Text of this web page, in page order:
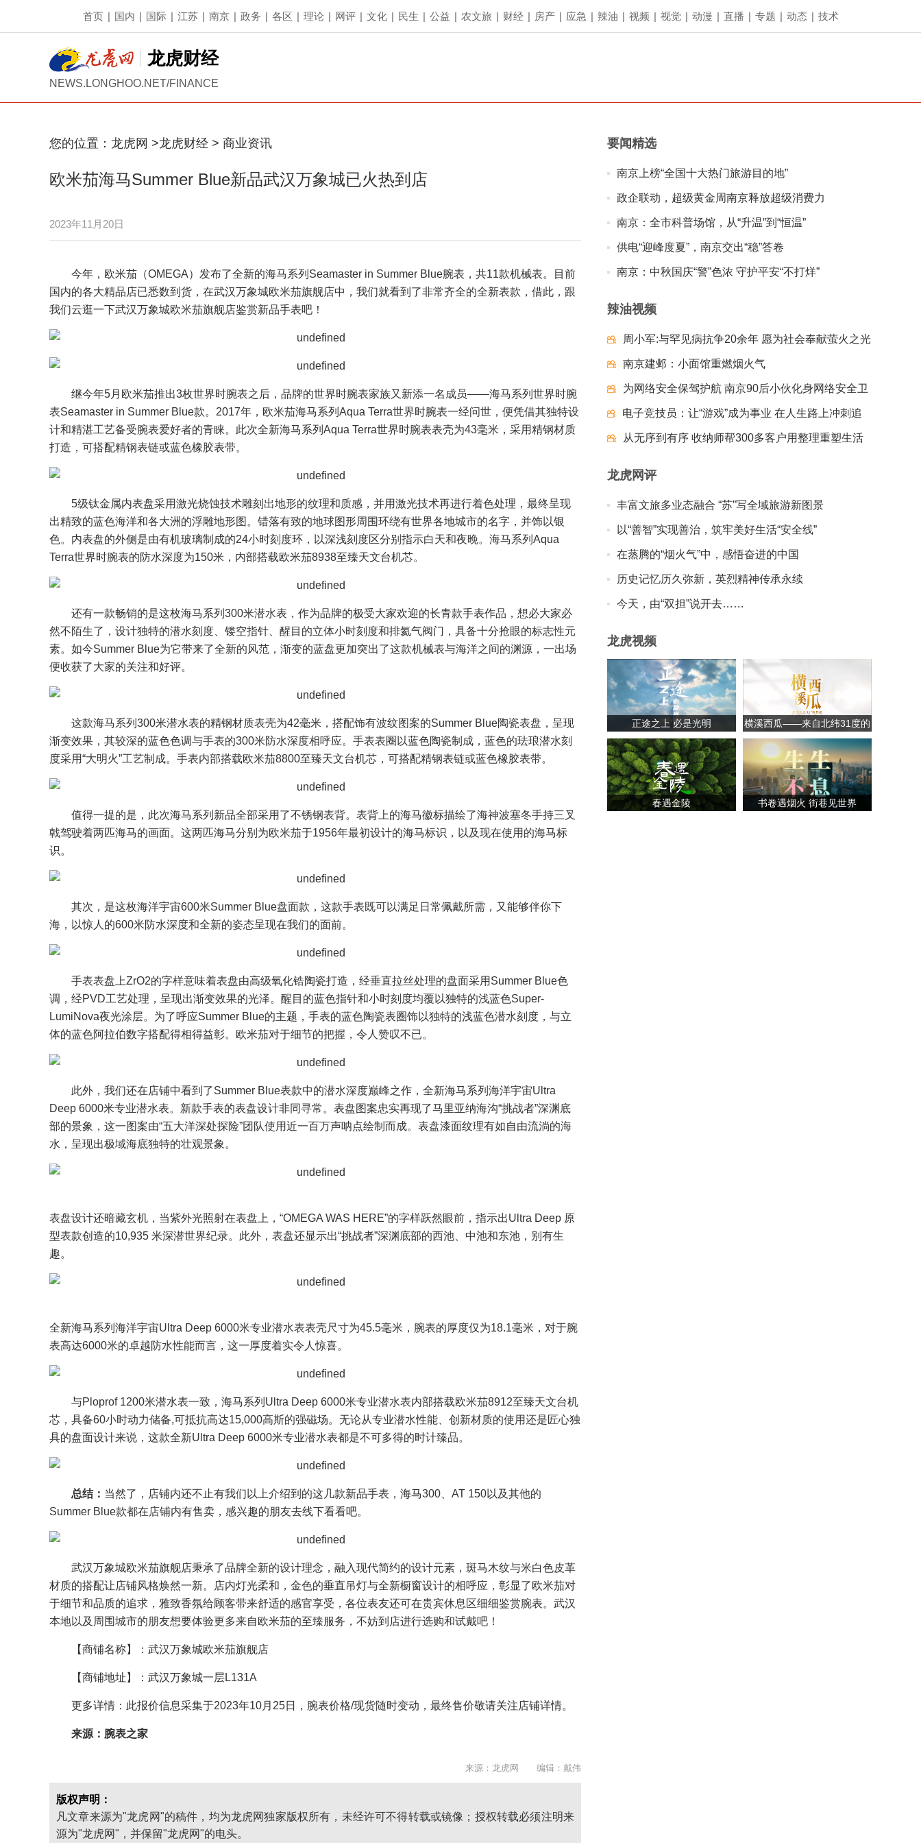
首页 | 国内 | 国际 | 江苏 | 南京 | 政务 | 各区 | 理论 | 网评 | 文化 | 民生 | 公益 | 农文旅 | 财经 | 房产 | 应急 | 辣油 | 视频 | 视觉 | 动漫 | 直播 | 专题 | 动态 | 技术
龙虎财经
NEWS.LONGHOO.NET/FINANCE
您的位置： 龙虎网 >龙虎财经 > 商业资讯
欧米茄海马Summer Blue新品武汉万象城已火热到店
2023年11月20日
今年，欧米茄（OMEGA）发布了全新的海马系列Seamaster in Summer Blue腕表，共11款机械表。目前
国内的各大精品店已悉数到货，在武汉万象城欧米茄旗舰店中，我们就看到了非常齐全的全新表款，借此，跟
我们云逛一下武汉万象城欧米茄旗舰店鉴赏新品手表吧！
继今年5月欧米茄推出3枚世界时腕表之后，品牌的世界时腕表家族又新添一名成员——海马系列世界时腕
表Seamaster in Summer Blue款。2017年，欧米茄海马系列Aqua Terra世界时腕表一经问世，便凭借其独特设
计和精湛工艺备受腕表爱好者的青睐。此次全新海马系列Aqua Terra世界时腕表表壳为43毫米，采用精钢材质
打造，可搭配精钢表链或蓝色橡胶表带。
5级钛金属内表盘采用激光烧蚀技术雕刻出地形的纹理和质感，并用激光技术再进行着色处理，最终呈现
出精致的蓝色海洋和各大洲的浮雕地形图。错落有致的地球图形周围环绕有世界各地城市的名字，并饰以银
色。内表盘的外侧是由有机玻璃制成的24小时刻度环，以深浅刻度区分别指示白天和夜晚。海马系列Aqua
Terra世界时腕表的防水深度为150米，内部搭载欧米茄8938至臻天文台机芯。
还有一款畅销的是这枚海马系列300米潜水表，作为品牌的极受大家欢迎的长青款手表作品，想必大家必
然不陌生了，设计独特的潜水刻度、镂空指针、醒目的立体小时刻度和排氦气阀门，具备十分抢眼的标志性元
素。如今Summer Blue为它带来了全新的风范，渐变的蓝盘更加突出了这款机械表与海洋之间的渊源，一出场
便收获了大家的关注和好评。
这款海马系列300米潜水表的精钢材质表壳为42毫米，搭配饰有波纹图案的Summer Blue陶瓷表盘，呈现
渐变效果，其较深的蓝色色调与手表的300米防水深度相呼应。手表表圈以蓝色陶瓷制成，蓝色的珐琅潜水刻
度采用“大明火”工艺制成。手表内部搭载欧米茄8800至臻天文台机芯，可搭配精钢表链或蓝色橡胶表带。
值得一提的是，此次海马系列新品全部采用了不锈钢表背。表背上的海马徽标描绘了海神波塞冬手持三叉
戟驾驶着两匹海马的画面。这两匹海马分别为欧米茄于1956年最初设计的海马标识，以及现在使用的海马标
识。
其次，是这枚海洋宇宙600米Summer Blue盘面款，这款手表既可以满足日常佩戴所需，又能够伴你下
海，以惊人的600米防水深度和全新的姿态呈现在我们的面前。
手表表盘上ZrO2的字样意味着表盘由高级氧化锆陶瓷打造，经垂直拉丝处理的盘面采用Summer Blue色
调，经PVD工艺处理，呈现出渐变效果的光泽。醒目的蓝色指针和小时刻度均覆以独特的浅蓝色Super-
LumiNova夜光涂层。为了呼应Summer Blue的主题，手表的蓝色陶瓷表圈饰以独特的浅蓝色潜水刻度，与立
体的蓝色阿拉伯数字搭配得相得益彰。欧米茄对于细节的把握，令人赞叹不已。
此外，我们还在店铺中看到了Summer Blue表款中的潜水深度巅峰之作，全新海马系列海洋宇宙Ultra
Deep 6000米专业潜水表。新款手表的表盘设计非同寻常。表盘图案忠实再现了马里亚纳海沟“挑战者”深渊底
部的景象，这一图案由“五大洋深处探险”团队使用近一百万声呐点绘制而成。表盘漆面纹理有如自由流淌的海
水，呈现出极域海底独特的壮观景象。
表盘设计还暗藏玄机，当紫外光照射在表盘上，“OMEGA WAS HERE”的字样跃然眼前，指示出Ultra Deep 原
型表款创造的10,935 米深潜世界纪录。此外，表盘还显示出“挑战者”深渊底部的西池、中池和东池，别有生
趣。
全新海马系列海洋宇宙Ultra Deep 6000米专业潜水表表壳尺寸为45.5毫米，腕表的厚度仅为18.1毫米，对于腕
表高达6000米的卓越防水性能而言，这一厚度着实令人惊喜。
与Ploprof 1200米潜水表一致，海马系列Ultra Deep 6000米专业潜水表内部搭载欧米茄8912至臻天文台机
芯，具备60小时动力储备,可抵抗高达15,000高斯的强磁场。无论从专业潜水性能、创新材质的使用还是匠心独
具的盘面设计来说，这款全新Ultra Deep 6000米专业潜水表都是不可多得的时计臻品。
总结： 当然了，店铺内还不止有我们以上介绍到的这几款新品手表，海马300、AT 150以及其他的
Summer Blue款都在店铺内有售卖，感兴趣的朋友去线下看看吧。
武汉万象城欧米茄旗舰店秉承了品牌全新的设计理念，融入现代简约的设计元素，斑马木纹与米白色皮革
材质的搭配让店铺风格焕然一新。店内灯光柔和，金色的垂直吊灯与全新橱窗设计的相呼应，彰显了欧米茄对
于细节和品质的追求，雅致香氛给顾客带来舒适的感官享受，各位表友还可在贵宾休息区细细鉴赏腕表。武汉
本地以及周围城市的朋友想要体验更多来自欧米茄的至臻服务，不妨到店进行选购和试戴吧！
【商铺名称】：武汉万象城欧米茄旗舰店
【商铺地址】：武汉万象城一层L131A
更多详情：此报价信息采集于2023年10月25日，腕表价格/现货随时变动，最终售价敬请关注店铺详情。
来源：腕表之家
来源：龙虎网 编辑：戴伟
版权声明：
凡文章来源为"龙虎网"的稿件，均为龙虎网独家版权所有，未经许可不得转载或镜像；授权转载必须注明来
源为"龙虎网"，并保留"龙虎网"的电头。
要闻精选
南京上榜“全国十大热门旅游目的地”
政企联动，超级黄金周南京释放超级消费力
南京：全市科普场馆，从“升温”到“恒温”
供电“迎峰度夏”，南京交出“稳”答卷
南京：中秋国庆“警”色浓 守护平安“不打烊”
辣油视频
周小军:与罕见病抗争20余年 愿为社会奉献萤火之光
南京建邺：小面馆重燃烟火气
为网络安全保驾护航 南京90后小伙化身网络安全卫
士
电子竞技员：让“游戏”成为事业 在人生路上冲刺追
梦夺冠
从无序到有序 收纳师帮300多客户用整理重塑生活
龙虎网评
丰富文旅多业态融合 “苏”写全域旅游新图景
以“善智”实现善治，筑牢美好生活“安全线”
在蒸腾的“烟火气”中，感悟奋进的中国
历史记忆历久弥新，英烈精神传承永续
今天，由“双担”说开去……
龙虎视频
正途之上 必是光明
横溪西瓜——来自北纬31度的
甘甜
春遇金陵 书卷遇烟火 街巷见世界